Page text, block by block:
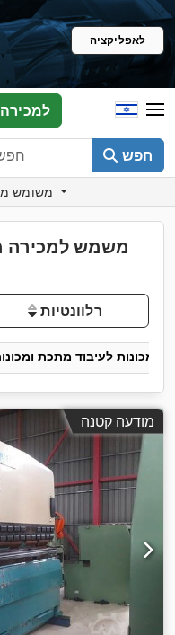
לאפליקציה
חפש
למכירה
רלוונטיות
מודעה קטנה